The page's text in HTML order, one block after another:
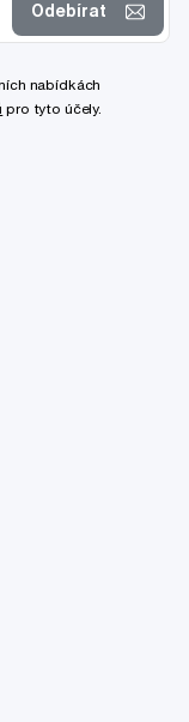
Odebírat
nabídkách
pro tyto účely.